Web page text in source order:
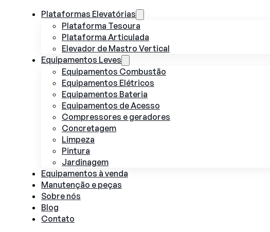
Plataformas Elevatórias
Plataforma Tesoura
Plataforma Articulada
Elevador de Mastro Vertical
Equipamentos Leves
Equipamentos Combustão
Equipamentos Elétricos
Equipamentos Bateria
Equipamentos de Acesso
Compressores e geradores
Concretagem
Limpeza
Pintura
Jardinagem
Equipamentos à venda
Manutenção e peças
Sobre nós
Blog
Contato